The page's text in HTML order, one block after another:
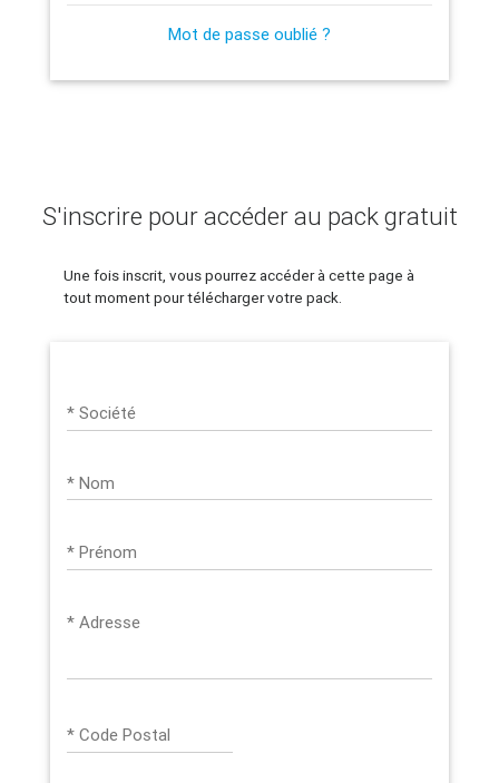
Mot de passe oublié ?
S'inscrire pour accéder au pack gratuit
Une fois inscrit, vous pourrez accéder à cette page à
tout moment pour télécharger votre pack.
* Société
* Nom
* Prénom
* Adresse
* Code Postal